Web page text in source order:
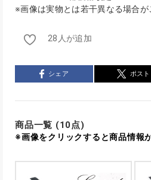
※画像は実物とは若干異なる場合が
28人が追加
シェア ポスト
商品一覧 (10点)
※画像をクリックすると商品情報